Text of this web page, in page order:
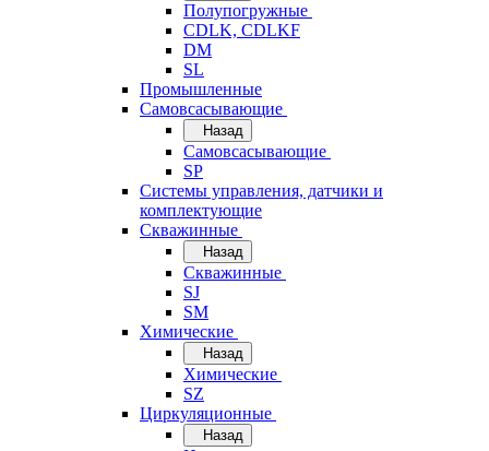
Полупогружные
CDLK, CDLKF
DM
SL
Промышленные
Самовсасывающие
Назад
Самовсасывающие
SP
Системы управления, датчики и
комплектующие
Скважинные
Назад
Скважинные
SJ
SM
Химические
Назад
Химические
SZ
Циркуляционные
Назад